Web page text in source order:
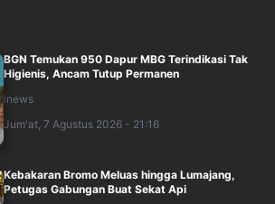
BGN Temukan 950 Dapur MBG Terindikasi Tak
Higienis, Ancam Tutup Permanen
inews
Jum'at, 7 Agustus 2026 - 21:16
Kebakaran Bromo Meluas hingga Lumajang,
Petugas Gabungan Buat Sekat Api